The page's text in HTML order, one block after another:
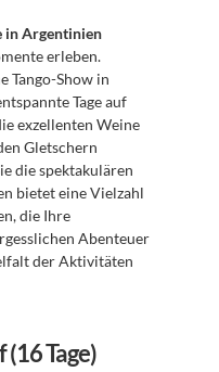
in Argentinien
erleben.
Tage auf
exzellenten Weine
die spektakulären
bietet eine Vielzahl
Abenteuer
der Aktivitäten
Tage)